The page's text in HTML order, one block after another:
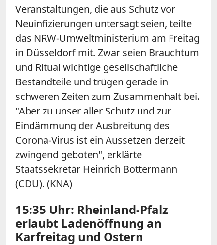
Veranstaltungen, die aus Schutz vor
Neuinfizierungen untersagt seien, teilte
das NRW-Umweltministerium am Freitag
in Düsseldorf mit. Zwar seien Brauchtum
und Ritual wichtige gesellschaftliche
Bestandteile und trügen gerade in
schweren Zeiten zum Zusammenhalt bei.
"Aber zu unser aller Schutz und zur
Eindämmung der Ausbreitung des
Corona-Virus ist ein Aussetzen derzeit
zwingend geboten", erklärte
Staatssekretär Heinrich Bottermann
(CDU). (KNA)
15:35 Uhr: Rheinland-Pfalz
erlaubt Ladenöffnung an
Karfreitag und Ostern